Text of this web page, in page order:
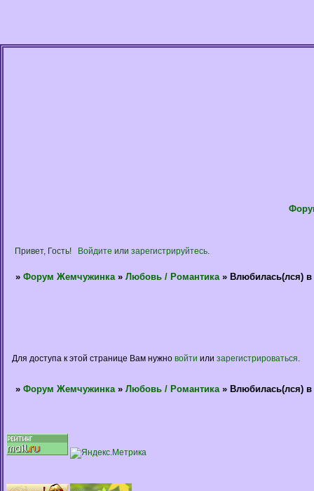
Привет, Гость! Войдите или зарегистрируйтесь.
» Форум Жемчужинка » Любовь / Романтика » Влюбилась(лся) в
Для доступа к этой странице Вам нужно войти или зарегистрироваться
» Форум Жемчужинка » Любовь / Романтика » Влюбилась(лся) в